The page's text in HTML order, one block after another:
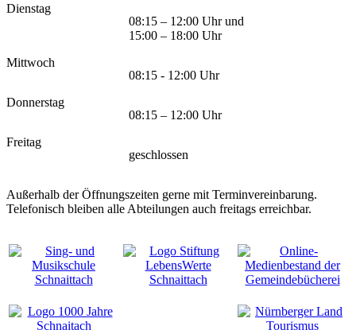
Dienstag
08:15 – 12:00 Uhr und
15:00 – 18:00 Uhr
Mittwoch
08:15 - 12:00 Uhr
Donnerstag
08:15 – 12:00 Uhr
Freitag
geschlossen
Außerhalb der Öffnungszeiten gerne mit Terminvereinbarung.
Telefonisch bleiben alle Abteilungen auch freitags erreichbar.